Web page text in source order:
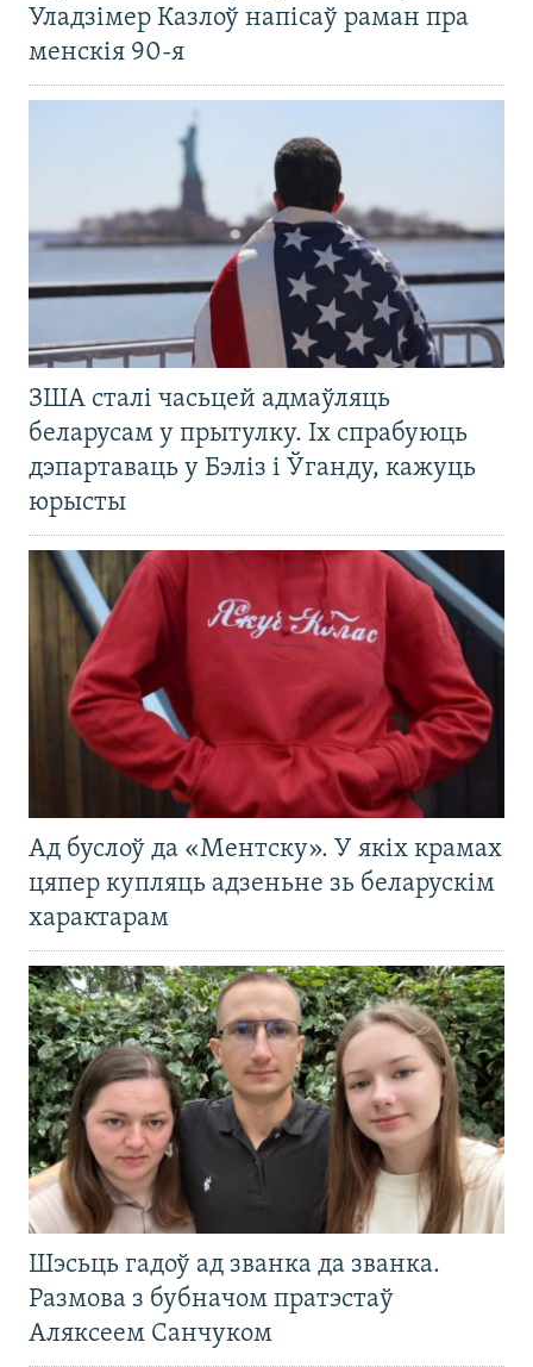
Уладзімер Казлоў напісаў раман пра
менскія 90-я
ЗША сталі часьцей адмаўляць
беларусам у прытулку. Іх спрабуюць
дэпартаваць у Бэліз і Ўганду, кажуць
юрысты
Ад буслоў да «Ментску». У якіх крамах
цяпер купляць адзеньне зь беларускім
характарам
Шэсьць гадоў ад званка да званка.
Размова з бубначом пратэстаў
Аляксеем Санчуком